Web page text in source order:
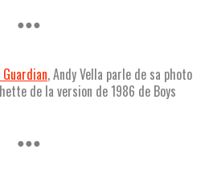
●●●
, Andy Vella parle de sa photo
de la version de 1986 de Boys
●●●